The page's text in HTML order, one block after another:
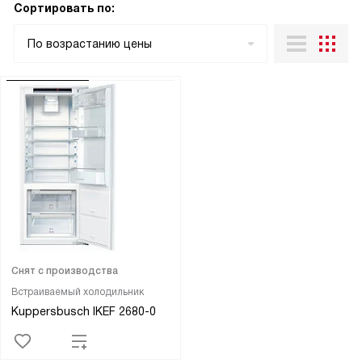
Сортировать по:
По возрастанию цены
Встраиваемый холодильник
Kuppersbusch IKEF 2680-0
Снят с производства